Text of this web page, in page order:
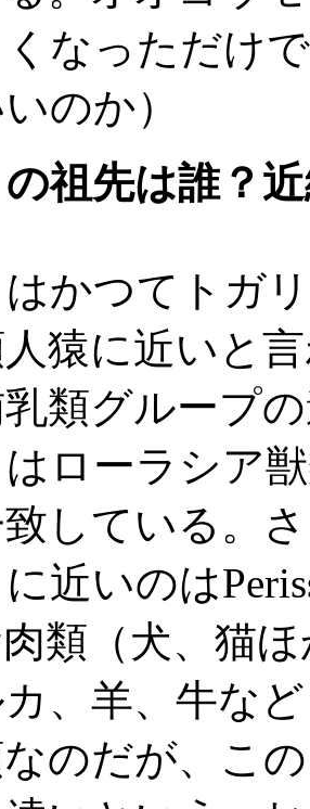
なっただけ
のか）
祖先は誰？
かつてトガ
猿に近いと
類グループ
ローラシア
している。
近いのは
類（犬、猫
、羊、牛な
のだが、こ